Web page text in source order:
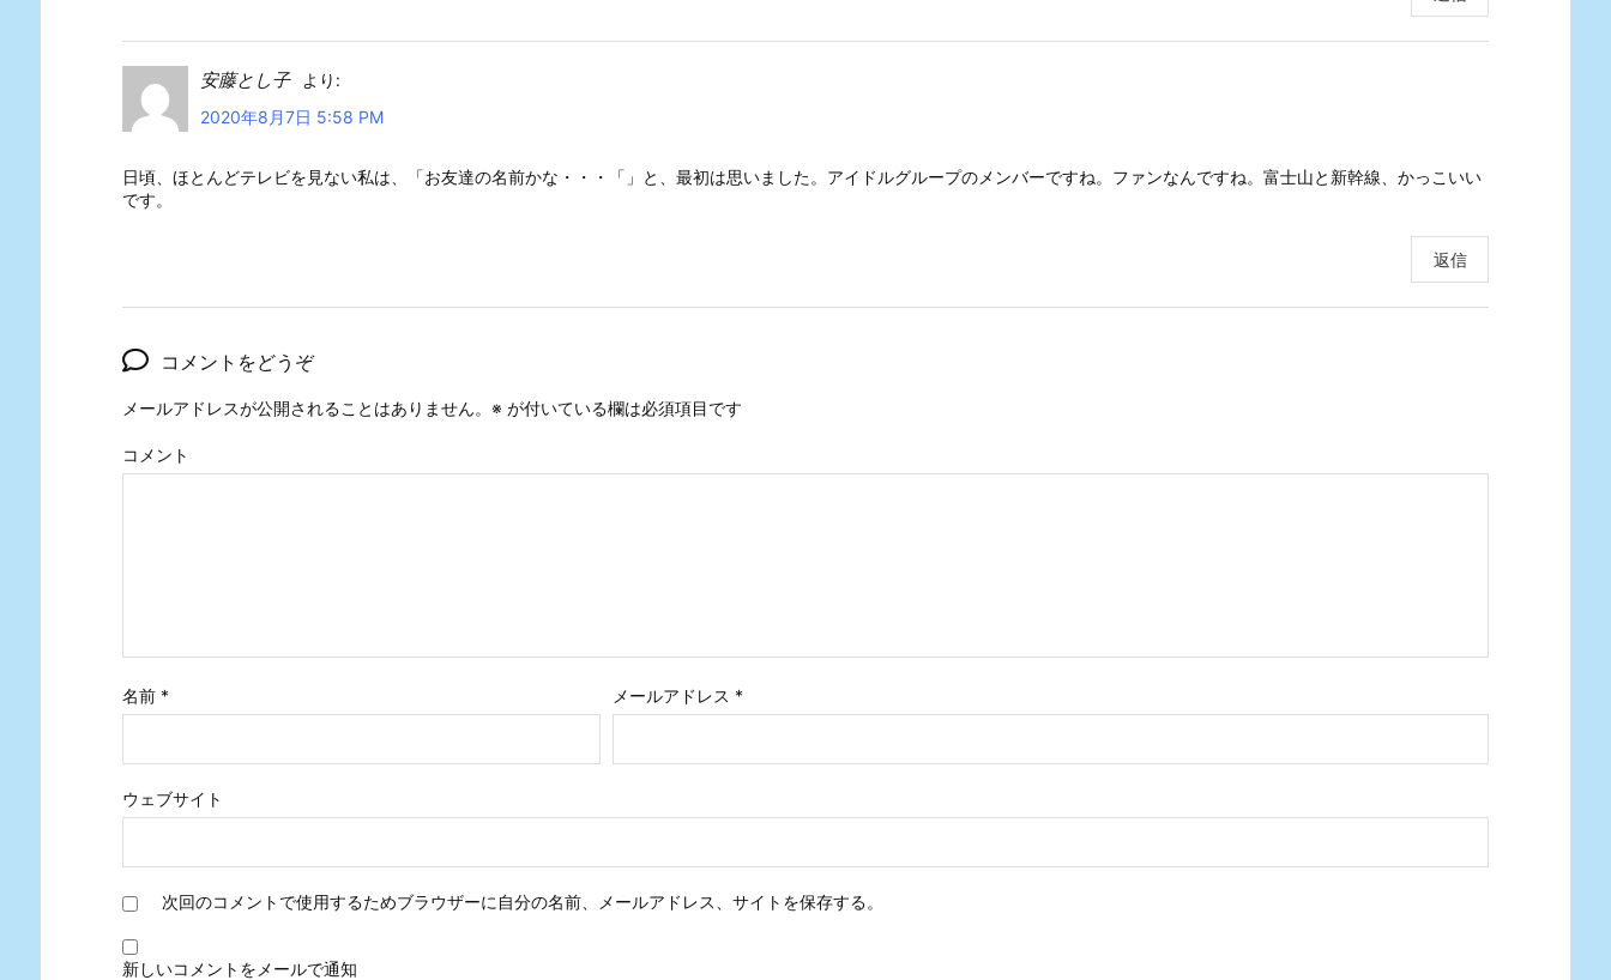
安藤とし子
より:
2020年8月7日 5:58 PM
日頃、ほとんどテレビを見ない私は、「お友達の名前かな・・・「」と、最初は思いました。アイドルグループのメンバーですね。ファンなんですね。富士山と新幹線、かっこいい
です。
返信
コメントをどうぞ
メールアドレスが公開されることはありません。 ※ が付いている欄は必須項目です
コメント
名前 * メールアドレス *
ウェブサイト
次回のコメントで使用するためブラウザーに自分の名前、メールアドレス、サイトを保存する。
新しいコメントをメールで通知